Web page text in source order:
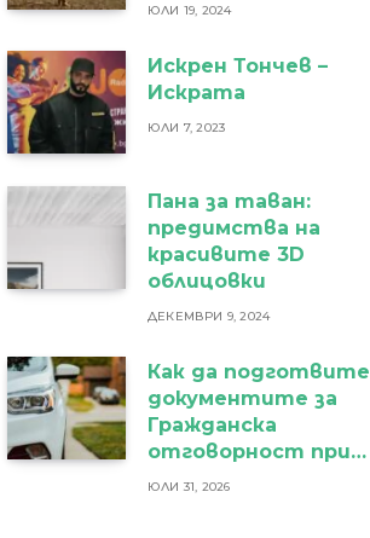
ЮЛИ 19, 2024
Искрен Тончев –
Искрата
ЮЛИ 7, 2023
Пана за таван:
предимства на
красивите 3D
облицовки
ДЕКЕМВРИ 9, 2024
Как да подготвите
документите за
Гражданска
отговорност при
фирмен
ЮЛИ 31, 2026